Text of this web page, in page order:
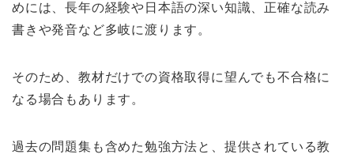
めには、長年の経験や日本語の深い知識、正確な読み
書きや発音など多岐に渡ります。
そのため、教材だけでの資格取得に望んでも不合格に
なる場合もあります。
過去の問題集も含めた勉強方法と、提供されている教